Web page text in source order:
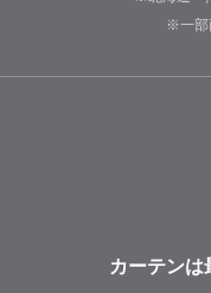
※一部
カーテンは